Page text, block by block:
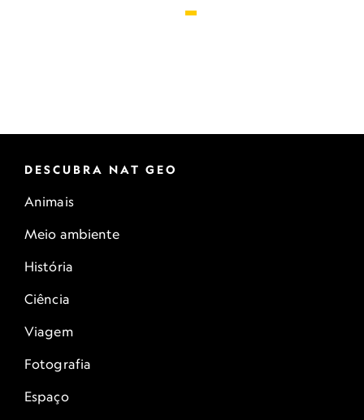
DESCUBRA NAT GEO
Animais
Meio ambiente
História
Ciência
Viagem
Fotografia
Espaço